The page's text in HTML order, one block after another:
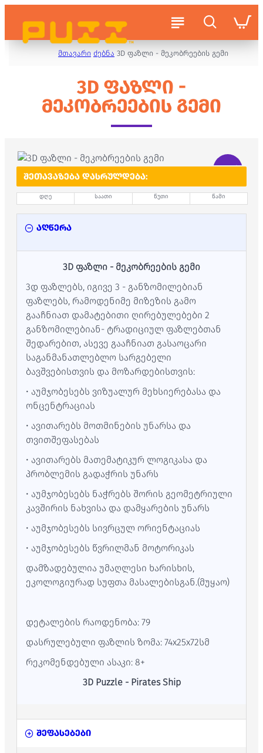
მთავარი ძებნა 3D ფაზლი - მეკობრეების გემი
3D ᲤᲐᲖᲚᲘ -
ᲛᲔᲙᲝᲑᲠᲔᲔᲑᲘᲡ ᲒᲔᲛᲘ
-19 %
აღწერა
3D ფაზლი - მეკობრეების გემი
3დ ფაზლებს, იგივე 3 - განზომილებიან
ფაზლებს, რამოდენიმე მიზეზის გამო
გააჩნიათ დამატებითი ღირებულებები 2
განზომილებიან- ტრადიციულ ფაზლებთან
შედარებით, ასევე გააჩნიათ გასაოცარი
საგანმანათლებლო სარგებელი
ბავშვებისთვის და მოზარდებისთვის:
• აუმჯობესებს ვიზუალურ მეხსიერებასა და
ონცენტრაციას
• ავითარებს მოთმინების უნარსა და
თვითშეფასებას
• ავითარებს მათემატიკურ ლოგიკასა და
პრობლემის გადაჭრის უნარს
• აუმჯობესებს ნაჭრებს შორის გეომეტრიული
კავშირის ნახვისა და დამყარების უნარს
• აუმჯობესებს სივრცულ ორიენტაციას
• აუმჯობესებს წვრილმან მოტორიკას
დამზადებულია უმაღლესი ხარისხის,
ეკოლოგიურად სუფთა მასალებისგან.(მუყაო)
დეტალების რაოდენობა: 79
დასრულებული ფაზლის ზომა: 74x25x72სმ
რეკომენდებული ასაკი: 8+
3D Puzzle - Pirates Ship
შეფასებები
ᲨᲔᲗᲐᲕᲐᲖᲔᲑᲐ ᲓᲐᲡᲠᲣᲚᲓᲔᲑᲐ:
დღე საათი წუთი წამი